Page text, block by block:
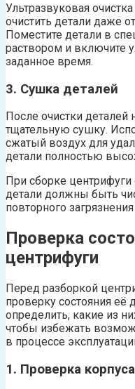
Ультразвуковая
очистить детали даже
Поместите детали в
раствором и включите
заданное время.
3. Сушка деталей
После очистки
тщательную сушку.
сжатый воздух для
детали полностью
При сборке центрифуги
детали должны быть
повторного
Проверка
центрифуги
Перед разборкой
проверку состояния её
определить, какие из
чтобы избежать
в процессе
1. Проверка корпуса